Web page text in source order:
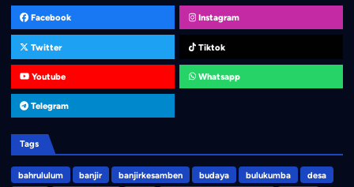
Facebook Instagram
Twitter Tiktok
Youtube Whatsapp
Telegram
Tags
bahrululum banjir banjirkesamben budaya bulukumba desa